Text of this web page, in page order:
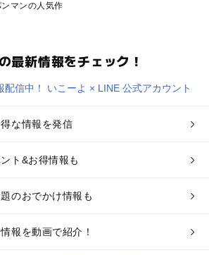
ンマンの人気作
最新情報をチェック！
な情報を発信
ト&お得情報も
のおでかけ情報も
報を動画で紹介！